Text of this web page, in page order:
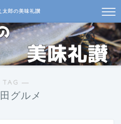
太郎の美味礼讃
―
グルメ